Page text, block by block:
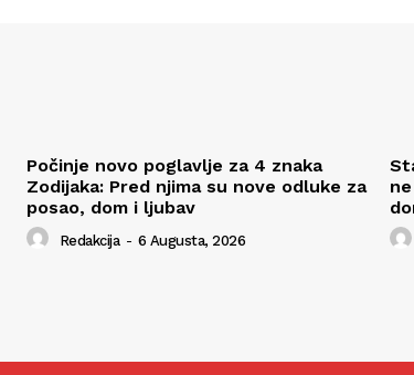
Počinje novo poglavlje za 4 znaka
Zodijaka: Pred njima su nove odluke za
posao, dom i ljubav
Redakcija - 6 Augusta, 2026